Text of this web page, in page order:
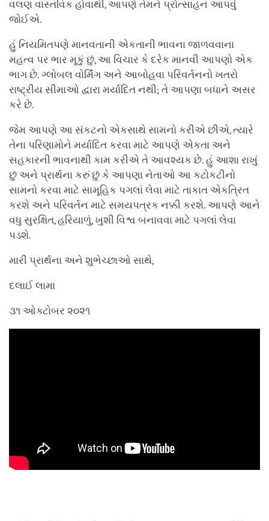
વલણ વાસ્તવિક હોવાથી, આપણે તેમને પ્રોત્સાહન આપવું
જોઈએ.
હું નિયમિતપણે માનવતાની એકતાની ભાવના જાળવવાના
મહત્વ પર ભાર મૂકું છું, આ વિચાર કે દરેક માનવી આપણો એક
ભાગ છે. ગ્લોબલ વોર્મિંગ અને આબોહવા પરિવર્તનનો ખતરો
રાષ્ટ્રીય સીમાઓ દ્વારા મર્યાદિત નથી; તે આપણા બધાને અસર
કરે છે.
જેમ આપણે આ સંકટનો એકસાથે સામનો કરીએ છીએ, ત્યારે
તેના પરિણામોને મર્યાદિત કરવા માટે આપણે એકતા અને
સહકારની ભાવનાથી કામ કરીએ તે આવશ્યક છે. હું આશા રાખું
છું અને પ્રાર્થના કરું છું કે આપણા નેતાઓ આ કટોકટીનો
સામનો કરવા માટે સામૂહિક પગલાં લેવા માટે તાકાત એકત્રિત
કરશે અને પરિવર્તન માટે સમયપત્રક નક્કી કરશે. આપણે આને
વધુ સુરક્ષિત, હરિયાળું, ખુશી વિશ્વ બનાવવા માટે પગલાં લેવા
પડશે.
મારી પ્રાર્થના અને શુભેચ્છાઓ સાથે,
દલાઈ લામા
૩૧ ઓક્ટોબર ૨૦૨૧